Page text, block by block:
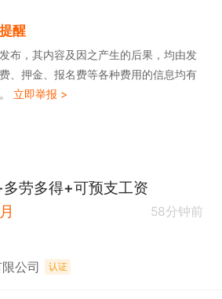
醒
布，其内容及因之产生的后果，均由发
、押金、报名费等各种费用的信息均有
立即举报 >
劳多得+可预支工资
58分钟前
公司 认证